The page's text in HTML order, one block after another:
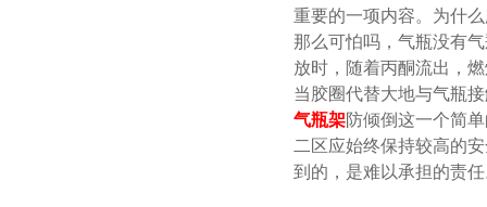
重要的一项内容。为什
那么可怕吗，气瓶没有
放时，随着丙酮流出
当胶圈代替大地与气瓶接触
气瓶架防倾倒这一个简单
二区应始终保持较高的安全
到的，是难以承担的责任